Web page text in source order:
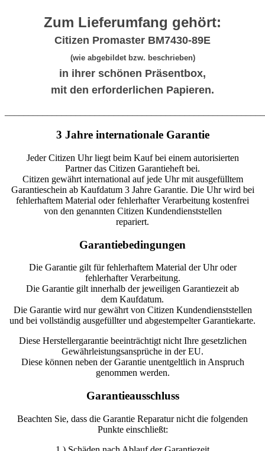
Zum Lieferumfang gehört:
Citizen Promaster BM7430-89E
(wie abgebildet bzw. beschrieben)
in ihrer schönen Präsentbox,
mit den erforderlichen Papieren.
3 Jahre internationale Garantie
Jeder Citizen Uhr liegt beim Kauf bei einem autorisierten
Partner das Citizen Garantieheft bei.
Citizen gewährt international auf jede Uhr mit ausgefülltem
Garantieschein ab Kaufdatum 3 Jahre Garantie. Die Uhr wird bei
fehlerhaftem Material oder fehlerhafter Verarbeitung kostenfrei
von den genannten Citizen Kundendienststellen
repariert.
Garantiebedingungen
Die Garantie gilt für fehlerhaftem Material der Uhr oder
fehlerhafter Verarbeitung.
Die Garantie gilt innerhalb der jeweiligen Garantiezeit ab
dem Kaufdatum.
Die Garantie wird nur gewährt von Citizen Kundendienststellen
und bei vollständig ausgefüllter und abgestempelter Garantiekarte.
Diese Herstellergarantie beeinträchtigt nicht Ihre gesetzlichen
Gewährleistungsansprüche in der EU.
Diese können neben der Garantie unentgeltlich in Anspruch
genommen werden.
Garantieausschluss
Beachten Sie, dass die Garantie Reparatur nicht die folgenden
Punkte einschließt: